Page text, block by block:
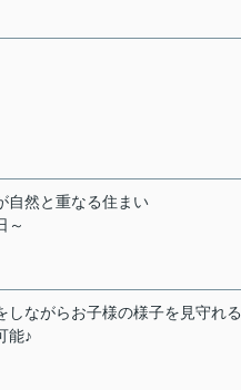
自然と重なる住まい
～
しながらお子様の様子を見守れ
能♪